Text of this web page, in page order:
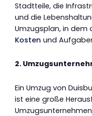
Stadtteile, die
und die
Umzugsplan, in dem
Kosten und
2.
Ein Umzug von
ist eine große